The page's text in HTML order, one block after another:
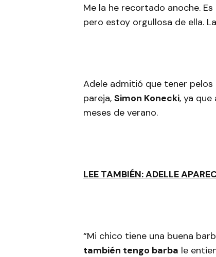
Me la he recortado anoche.
pero estoy orgullosa de ella.
Adele admitió que tener
pareja, Simon Konecki, ya
meses de verano.
LEE TAMBIÉN: ADELLE
“Mi chico tiene una buena
también tengo barba le